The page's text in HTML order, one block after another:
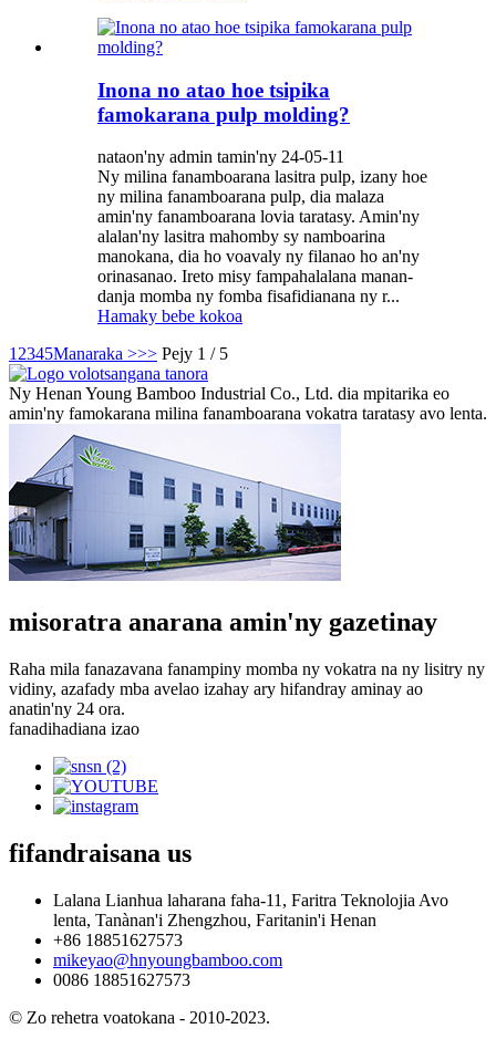
Inona no atao hoe tsipika
famokarana pulp molding?
nataon'ny admin tamin'ny 24-05-11
Ny milina fanamboarana lasitra pulp, izany hoe
ny milina fanamboarana pulp, dia malaza
amin'ny fanamboarana lovia taratasy. Amin'ny
alalan'ny lasitra mahomby sy namboarina
manokana, dia ho voavaly ny filanao ho an'ny
orinasanao. Ireto misy fampahalalana manan-
danja momba ny fomba fisafidianana ny r...
Hamaky bebe kokoa
1 2345Manaraka >>> Pejy 1 / 5
Ny Henan Young Bamboo Industrial Co., Ltd. dia mpitarika eo
amin'ny famokarana milina fanamboarana vokatra taratasy avo lenta.
misoratra anarana amin'ny gazetinay
Raha mila fanazavana fanampiny momba ny vokatra na ny lisitry ny
vidiny, azafady mba avelao izahay ary hifandray aminay ao
anatin'ny 24 ora.
fanadihadiana izao
fifandraisana us
Lalana Lianhua laharana faha-11, Faritra Teknolojia Avo
lenta, Tanànan'i Zhengzhou, Faritanin'i Henan
+86 18851627573
mikeyao@hnyoungbamboo.com
0086 18851627573
© Zo rehetra voatokana - 2010-2023.